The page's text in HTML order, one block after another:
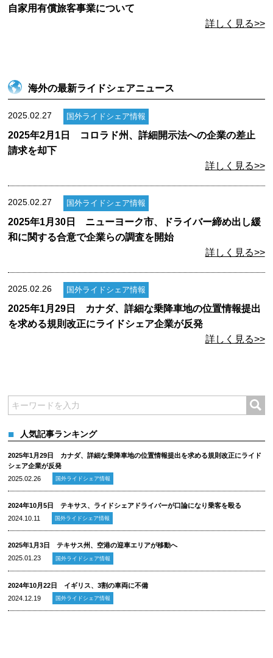
自家用有償旅客事業について
詳しく見る>>
海外の最新ライドシェアニュース
2025.02.27 国外ライドシェア情報
2025年2月1日 コロラド州、詳細開示法への企業の差止
請求を却下
詳しく見る>>
2025.02.27 国外ライドシェア情報
2025年1月30日 ニューヨーク市、ドライバー締め出し緩
和に関する合意で企業らの調査を開始
詳しく見る>>
2025.02.26 国外ライドシェア情報
2025年1月29日 カナダ、詳細な乗降車地の位置情報提出
を求める規則改正にライドシェア企業が反発
詳しく見る>>
人気記事ランキング
2025年1月29日 カナダ、詳細な乗降車地の位置情報提出を求める規則改正にライド
シェア企業が反発
2025.02.26
国外ライドシェア情報
2024年10月5日 テキサス、ライドシェアドライバーが口論になり乗客を殴る
2024.10.11
国外ライドシェア情報
2025年1月3日 テキサス州、空港の迎車エリアが移動へ
2025.01.23
国外ライドシェア情報
2024年10月22日 イギリス、3割の車両に不備
2024.12.19
国外ライドシェア情報